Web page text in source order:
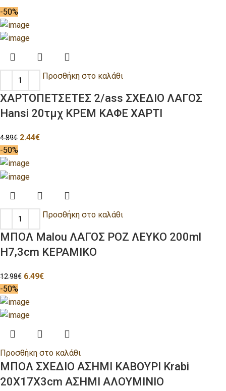
-50%
Προσθήκη στο καλάθι
ΧΑΡΤΟΠΕΤΣΕΤΕΣ 2/ass ΣΧΕΔΙΟ ΛΑΓΟΣ
Hansi 20τμχ ΚΡΕΜ ΚΑΦΕ ΧΑΡΤΙ
4.89€ 2.44€
-50%
Προσθήκη στο καλάθι
ΜΠΟΛ Malou ΛΑΓΟΣ ΡΟΖ ΛΕΥΚΟ 200ml
H7,3cm ΚΕΡΑΜΙΚΟ
12.98€ 6.49€
-50%
Προσθήκη στο καλάθι
ΜΠΟΛ ΣΧΕΔΙΟ ΑΣΗΜΙ ΚΑΒΟΥΡΙ Krabi
20Χ17Χ3cm ΑΣΗΜΙ ΑΛΟΥΜΙΝΙΟ